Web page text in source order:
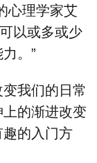
心理学家艾
以或多或少
。”
我们的日常
的渐进改变
的入门方